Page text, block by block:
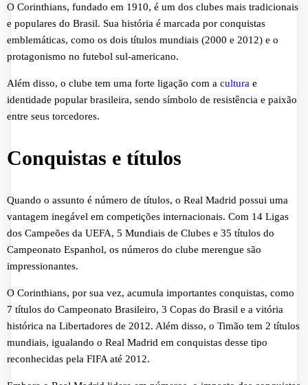
O Corinthians, fundado em 1910, é um dos clubes mais tradicionais
e populares do Brasil. Sua história é marcada por conquistas
emblemáticas, como os dois títulos mundiais (2000 e 2012) e o
protagonismo no futebol sul-americano.
Além disso, o clube tem uma forte ligação com a cultura e
identidade popular brasileira, sendo símbolo de resistência e paixão
entre seus torcedores.
Conquistas e títulos
Quando o assunto é número de títulos, o Real Madrid possui uma
vantagem inegável em competições internacionais. Com 14 Ligas
dos Campeões da UEFA, 5 Mundiais de Clubes e 35 títulos do
Campeonato Espanhol, os números do clube merengue são
impressionantes.
O Corinthians, por sua vez, acumula importantes conquistas, como
7 títulos do Campeonato Brasileiro, 3 Copas do Brasil e a vitória
histórica na Libertadores de 2012. Além disso, o Timão tem 2 títulos
mundiais, igualando o Real Madrid em conquistas desse tipo
reconhecidas pela FIFA até 2012.